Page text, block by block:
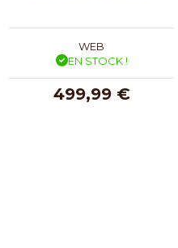
WEB
EN STOCK !
499,99 €